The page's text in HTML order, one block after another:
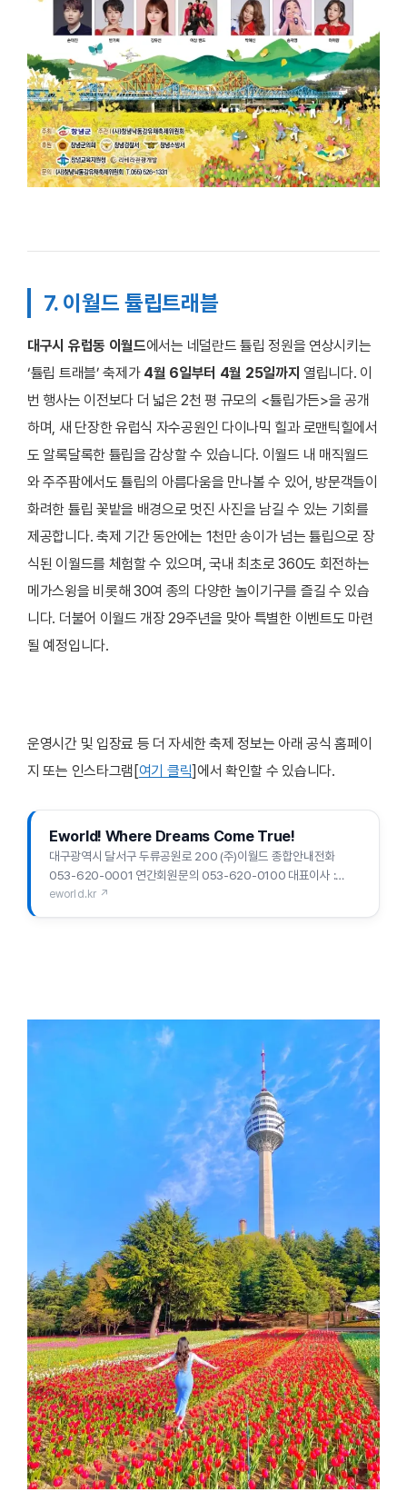
7. 이월드 튤립트래블
대구시 유럽동 이월드에서는 네덜란드 튤립 정원을 연상시키는
‘튤립 트래블’ 축제가 4월 6일부터 4월 25일까지 열립니다. 이
번 행사는 이전보다 더 넓은 2천 평 규모의 <튤립가든>을 공개
하며, 새 단장한 유럽식 자수공원인 다이나믹 힐과 로맨틱힐에서
도 알록달록한 튤립을 감상할 수 있습니다. 이월드 내 매직월드
와 주주팜에서도 튤립의 아름다움을 만나볼 수 있어, 방문객들이
화려한 튤립 꽃밭을 배경으로 멋진 사진을 남길 수 있는 기회를
제공합니다. 축제 기간 동안에는 1천만 송이가 넘는 튤립으로 장
식된 이월드를 체험할 수 있으며, 국내 최초로 360도 회전하는
메가스윙을 비롯해 30여 종의 다양한 놀이기구를 즐길 수 있습
니다. 더불어 이월드 개장 29주년을 맞아 특별한 이벤트도 마련
될 예정입니다.
운영시간 및 입장료 등 더 자세한 축제 정보는 아래 공식 홈페이
지 또는 인스타그램[여기 클릭]에서 확인할 수 있습니다.
Eworld! Where Dreams Come True!
대구광역시 달서구 두류공원로 200 (주)이월드 종합안내전화
053-620-0001 연간회원문의 053-620-0100 대표이사 :
방병순 사업자등록번호 503-81-68487 통신판매신고번호
제2011-대구달서-0301호 COPYRIGHTⓒ E-WO
eworld.kr ↗